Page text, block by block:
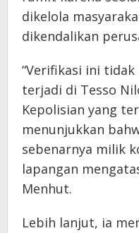
dikelola
dikendalikan
“Verifikasi ini
terjadi di Tesso
Kepolisian yang
menunjukkan
sebenarnya milik
lapangan
Menhut.
Lebih lanjut, ia